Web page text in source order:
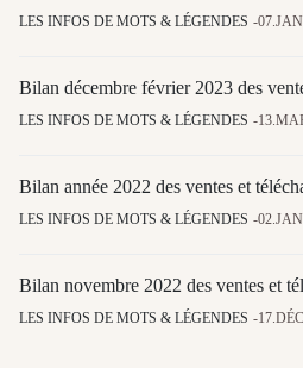
LES INFOS DE MOTS & LÉGENDES 07.JAN
Bilan décembre février 2023 des
LES INFOS DE MOTS & LÉGENDES
Bilan année 2022 des ventes et
LES INFOS DE MOTS & LÉGENDES 02.JAN
Bilan novembre 2022 des ventes et
LES INFOS DE MOTS & LÉGENDES 17.DÉC